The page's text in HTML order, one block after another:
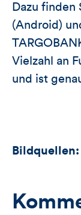
Dazu finden
(Android)
Vielzahl an
und ist
Bildquellen: